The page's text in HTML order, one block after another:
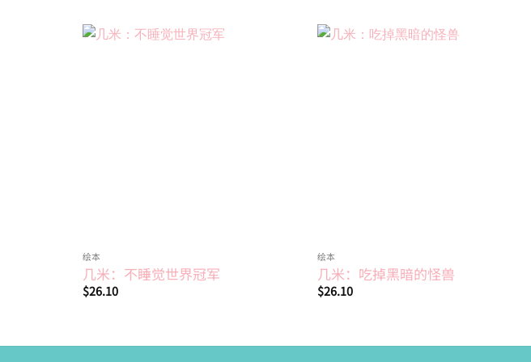
绘本
几米：不睡觉世界冠军
$26.10
绘本
几米：吃掉黑暗的怪兽
$26.10